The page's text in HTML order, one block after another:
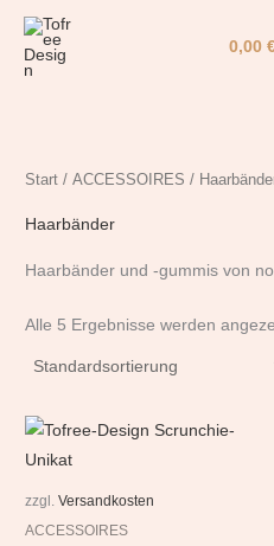
Zum
springen
0,00
Start /ACCESSOIRES /
Haarbänder
Haarbänder und -gummis von
Alle 5 Ergebnisse werden
zzgl.Versandkosten
ACCESSOIRES